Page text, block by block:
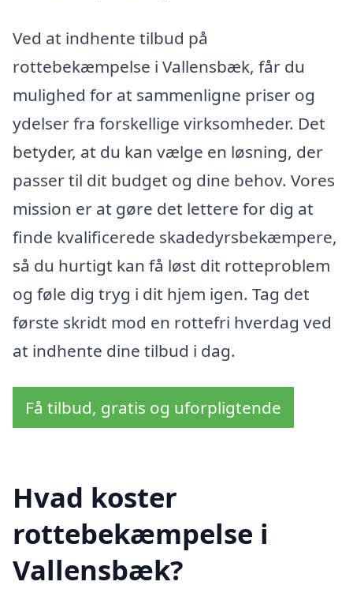
Ved at indhente tilbud på
rottebekæmpelse i Vallensbæk, får du
mulighed for at sammenligne priser og
ydelser fra forskellige virksomheder. Det
betyder, at du kan vælge en løsning, der
passer til dit budget og dine behov. Vores
mission er at gøre det lettere for dig at
finde kvalificerede skadedyrsbekæmpere,
så du hurtigt kan få løst dit rotteproblem
og føle dig tryg i dit hjem igen. Tag det
første skridt mod en rottefri hverdag ved
at indhente dine tilbud i dag.
Få tilbud, gratis og uforpligtende
Hvad koster
rottebekæmpelse i
Vallensbæk?